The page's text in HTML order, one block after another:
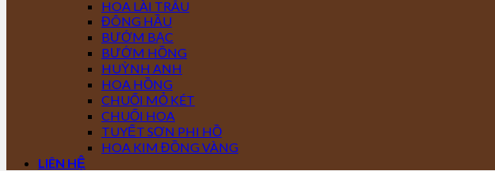
HOA LÀI TRÂU
ĐÔNG HẦU
BƯỚM BẠC
BƯỚM HỒNG
HUỲNH ANH
HOA HỒNG
CHUỐI MỎ KÉT
CHUỐI HOA
TUYẾT SƠN PHI HỒ
HOA KIM ĐỒNG VÀNG
LIÊN HỆ